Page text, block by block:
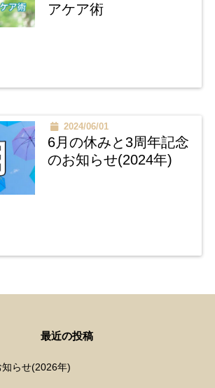
アケア術
2024/06/01
6月の休みと3周年記念
のお知らせ(2024年)
最近の投稿
らせ(2026年)